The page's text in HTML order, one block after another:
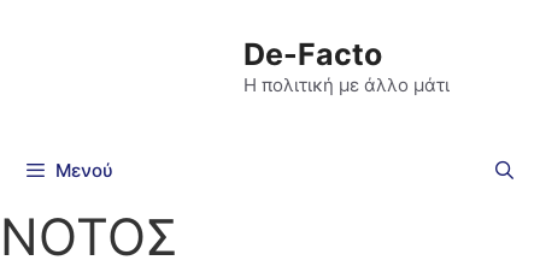
De-Facto
Η πολιτική με άλλο μάτι
Μενού
ΝΟΤΟΣ